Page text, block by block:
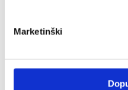
Marketinški